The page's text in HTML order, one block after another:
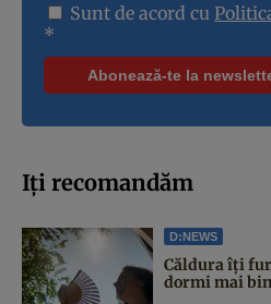
Sunt de acord cu
*
Iți recomandăm
D:NEWS
Căldura îți
dormi mai